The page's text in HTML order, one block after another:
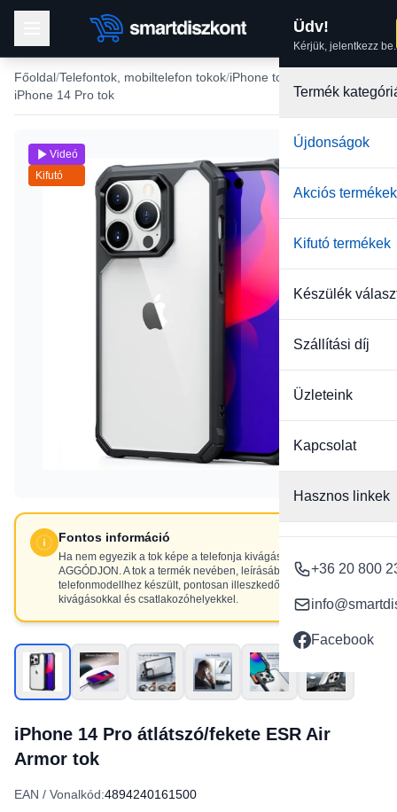
Üdv!
Kérjük, jelentkezz be.
Termék
Újdonságok
Akciós termékek
Kifutó termékek
Készülék
Szállítási díj
Üzleteink
Kapcsolat
Hasznos linkek
+36 20 800
Facebook
Főoldal Telefontok, mobiltelefon tokok iPhone tokok
iPhone 14 Pro tok
Fontos információ
Ha nem egyezik a tok képe a telefonja kivágásaival, NE
AGGÓDJON. A tok a termék nevében, leírásában szereplő
telefonmodellhez készült, pontosan illeszkedő
kivágásokkal és csatlakozóhelyekkel.
Videó
Kifutó
iPhone 14 Pro átlátszó/fekete ESR Air
Armor tok
EAN / Vonalkód:4894240161500